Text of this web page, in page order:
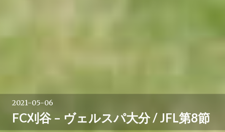
2021-05-06
FC刈谷 – ヴェルスパ大分 / JFL第8節